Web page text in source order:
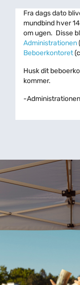
Fra dags dato
mundbind hver
om ugen. Disse
Administrationen
Beboerkontoret
Husk dit
kommer.
-Administrationen